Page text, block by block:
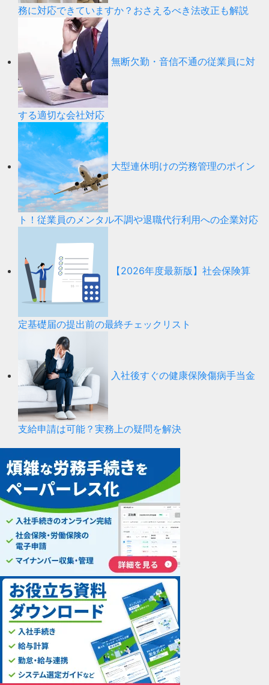
務に対応できていますか？おさえるべき法改正も解説
無断欠勤・音信不通の従業員に対
する適切な会社対応
大型連休明けの労務管理のポイン
ト！従業員のメンタル不調や退職代行利用への企業対応
【2026年度最新版】社会保険算
定基礎届の提出前の最終チェックリスト
入社後すぐの健康保険傷病手当金
支給申請は可能？実務上の疑問を解決